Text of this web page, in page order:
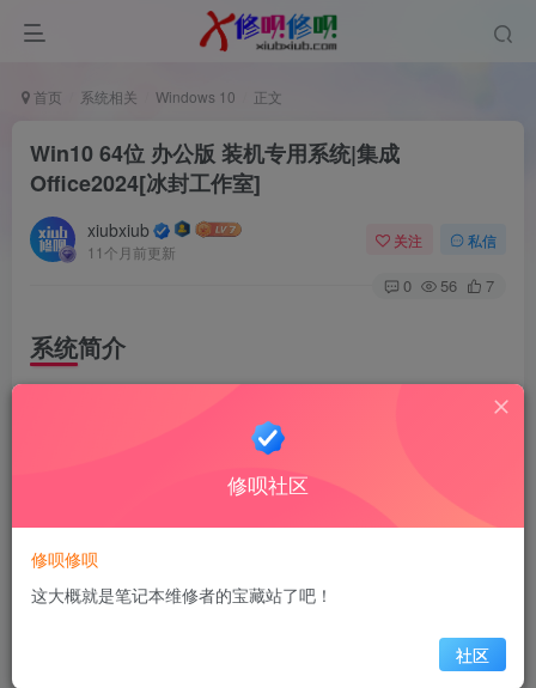
首页 系统相关 Windows 10 正文
Win10 64位 办公版 装机专用系统|集成
Office2024[冰封工作室]
xiubxiub
11个月前更新
关注 私信
0 56 7
系统简介
* 集成全套运行库和系统控件、系统完整.
* 支持4K对齐 可自动更新 应用商店完美运行
修呗社区
修呗修呗
这大概就是笔记本维修者的宝藏站了吧！
社区